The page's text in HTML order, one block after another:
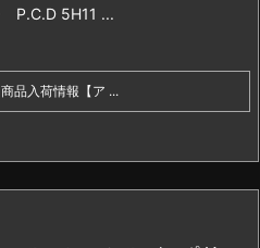
P.C.D 5H11 ...
商品入荷情報【ア ...